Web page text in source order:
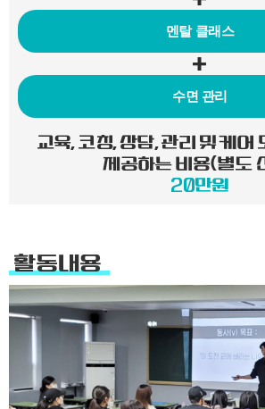
멘탈 클래스
수면 관리
교육, 코칭, 상담, 관리 및 케어
제공하는 비용(별도
20만원
활동내용